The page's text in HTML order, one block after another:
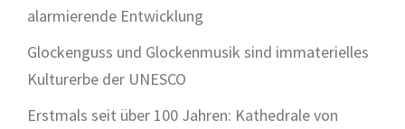
alarmierende Entwicklung
Glockenguss und Glockenmusik sind immaterielles
Kulturerbe der UNESCO
Erstmals seit über 100 Jahren: Kathedrale von